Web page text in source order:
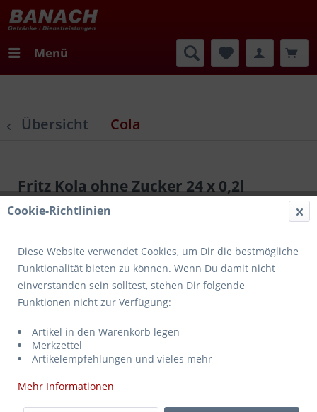
Menü
Übersicht Cola
Fritz Kola ohne Zucker 24 x 0,2l
18,99 € *MEHRWEG
Cookie-Richtlinien
Diese Website verwendet Cookies, um Dir die bestmögliche
Funktionalität bieten zu können. Wenn Du damit nicht
einverstanden sein solltest, stehen Dir folgende
Funktionen nicht zur Verfügung:
Artikel in den Warenkorb legen
Merkzettel
Artikelempfehlungen und vieles mehr
Mehr Informationen